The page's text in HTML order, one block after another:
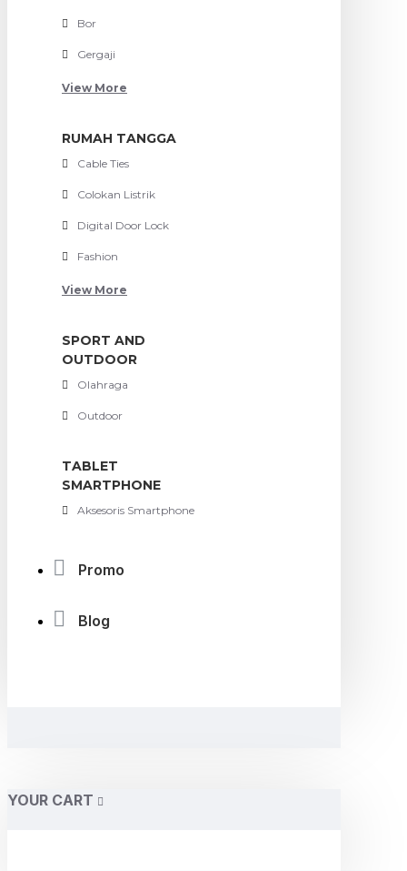
Bor
Gergaji
View More
RUMAH TANGGA
Cable Ties
Colokan Listrik
Digital Door Lock
Fashion
View More
SPORT AND
OUTDOOR
Olahraga
Outdoor
TABLET
SMARTPHONE
Aksesoris Smartphone
Promo
Blog
YOUR CART